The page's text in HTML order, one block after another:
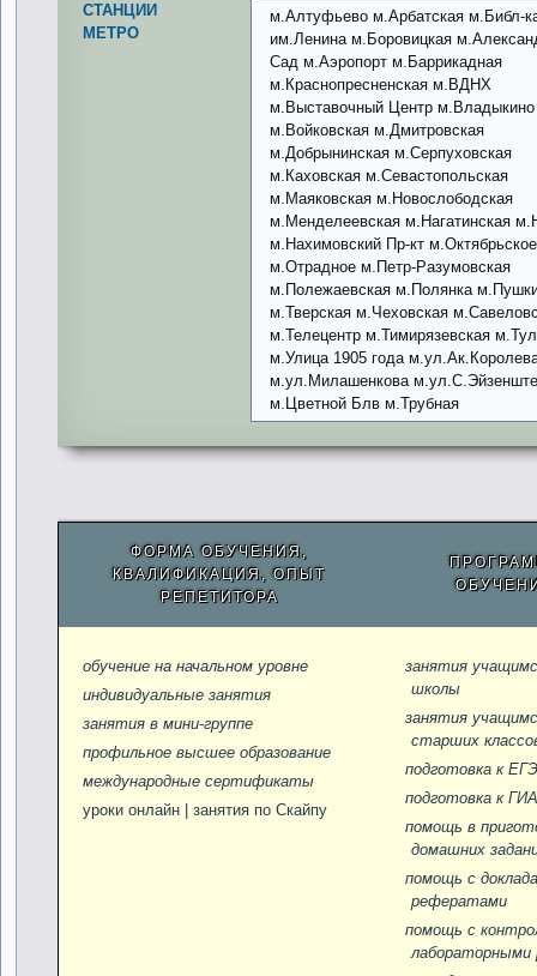
СТАНЦИИ
МЕТРО
м.Алтуфьево м.Арбатская м.Библ-
им.Ленина м.Боровицкая
Сад м.Аэропорт м.Баррикадная
м.Краснопресненская м.ВДНХ
м.Выставочный Центр м.Владыкино
м.Войковская м.Дмитровская
м.Добрынинская м.Серпуховская
м.Каховская м.Севастопольская
м.Маяковская м.Новослободская
м.Менделеевская м.Нагатинская
м.Нахимовский Пр-кт
м.Отрадное м.Петр-Разумовская
м.Полежаевская м.Полянка
м.Тверская м.Чеховская
м.Телецентр м.Тимирязевская
м.Улица 1905 года
м.ул.Милашенкова
м.Цветной Блв м.Трубная
ФОРМА ОБУЧЕНИЯ,
КВАЛИФИКАЦИЯ, ОПЫТ
РЕПЕТИТОРА
обучение на начальном уровне
индивидуальные занятия
занятия в мини-группе
профильное высшее образование
международные сертификаты
уроки онлайн | занятия по Скайпу
занятия
школы
занятия
старших
подготовка к ЕГЭ
подготовка к ГИА
помощь в
домашних
помощь c
рефератами
помощь с
лабораторными